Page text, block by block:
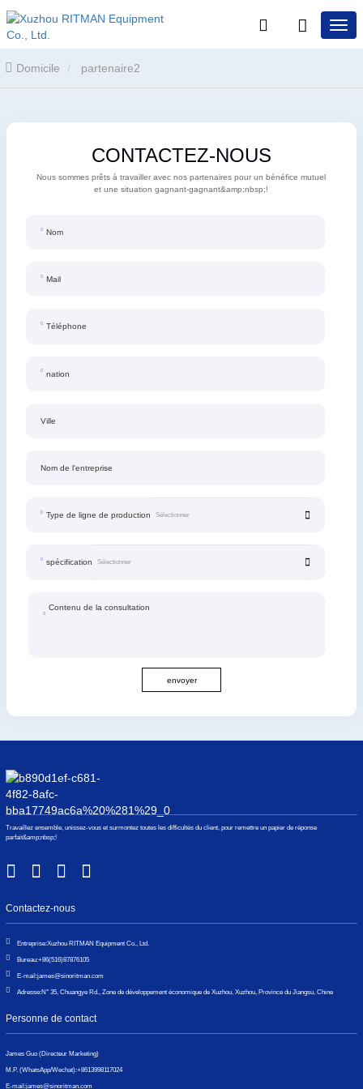
Domicile partenaire2
CONTACTEZ-NOUS
Nous sommes prêts à travailler avec nos partenaires pour un bénéfice mutuel
et une situation gagnant-gagnant&amp;nbsp;!
Nom
Mail
Téléphone
nation
Ville
Nom de l'entreprise
Type de ligne de production
spécification
Contenu de la consultation
envoyer
Travaillez ensemble, unissez-vous et surmontez toutes les difficultés du client, pour remettre un papier de réponse
parfait&amp;nbsp;!
Contactez-nous
Entreprise:Xuzhou RITMAN Equipment Co., Ltd.
Bureau:+86(516)87876105
E-mail:james@sinoritman.com
Adresse:N° 35, Chuangye Rd., Zone de développement économique de Xuzhou, Xuzhou, Province du Jiangsu, Chine
Personne de contact
James Guo (Directeur Marketing)
M.P. (WhatsApp/Wechat):+8613998117024
E-mail:james@sinoritman.com